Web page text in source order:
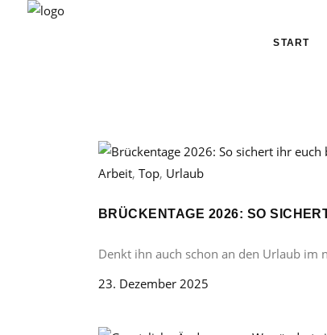
START
Arbeit, Top, Urlaub
BRÜCKENTAGE 2026: SO
Denkt ihn auch schon an den Urlaub im
23. Dezember 2025